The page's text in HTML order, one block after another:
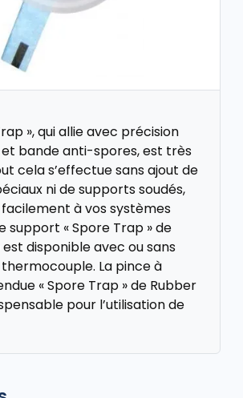
», qui allie avec précision
bande anti-spores, est très
cela s’effectue sans ajout de
ni de supports soudés,
à vos systèmes
support « Spore Trap » de
disponible avec ou sans
La pince à
« Spore Trap » de Rubber
pour l’utilisation de